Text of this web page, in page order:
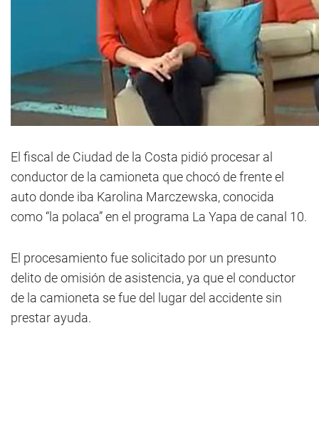
El fiscal de Ciudad de la Costa pidió procesar al
conductor de la camioneta que chocó de frente el
auto donde iba Karolina Marczewska, conocida
como “la polaca” en el programa La Yapa de canal 10.
El procesamiento fue solicitado por un presunto
delito de omisión de asistencia, ya que el conductor
de la camioneta se fue del lugar del accidente sin
prestar ayuda.